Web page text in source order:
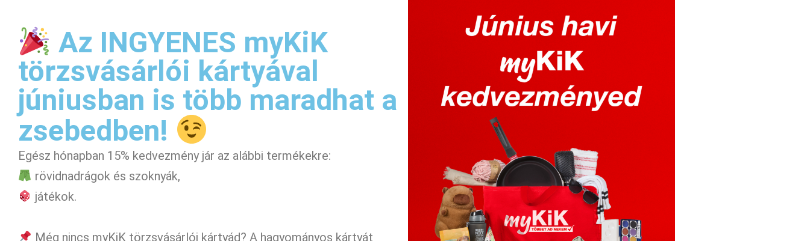
Az INGYENES myKiK
törzsvásárlói kártyával
júniusban is több maradhat a
zsebedben!
Egész hónapban 15% kedvezmény jár az alábbi termékekre:
rövidnadrágok és szoknyák,
játékok.
Még nincs myKiK törzsvásárlói kártyád? A hagyományos kártyát